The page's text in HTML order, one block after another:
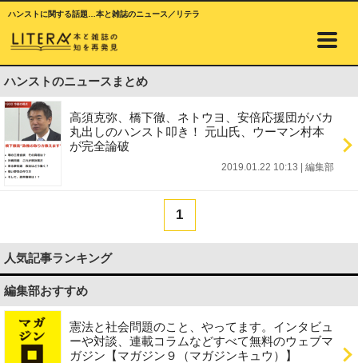
ハンストに関する話題…本と雑誌のニュース／リテラ
ハンストのニュースまとめ
高須克弥、橋下徹、ネトウヨ、安倍応援団がバカ
丸出しのハンスト叩き！ 元山氏、ウーマン村本
が完全論破
2019.01.22 10:13 編集部
1
人気記事ランキング
編集部おすすめ
憲法と社会問題のこと、やってます。インタビュ
ーや対談、連載コラムなどすべて無料のウェブマ
ガジン【マガジン９（マガジンキュウ）】